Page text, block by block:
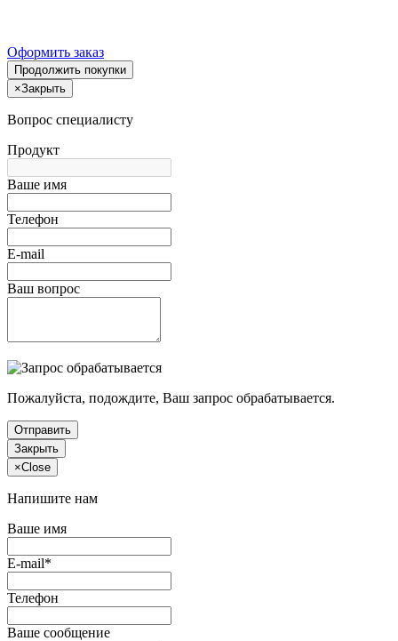
Оформить заказ
Продолжить покупки
×Закрыть
Вопрос специалисту
Продукт
Ваше имя
Телефон
E-mail
Ваш вопрос
Пожалуйста, подождите, Ваш запрос обрабатывается.
Отправить
Закрыть
×Close
Напишите нам
Ваше имя
E-mail*
Телефон
Ваше сообщение